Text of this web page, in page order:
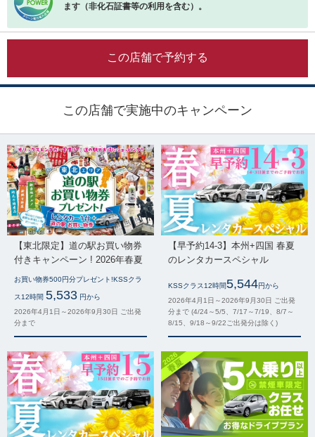
ます（非化石証書等の利用を含む）。
この店舗で予約する
この店舗で実施中のキャンペーン
【東北限定】道の駅お買い物券
付きキャンペーン ! 2026年春夏
お買い物券500円分プレゼント!KSSクラ
ス12時間 5,533 円から
2026年4月1日～2026年9月30日 ご出発
分まで
【早予約14-3】本州+四国 春夏
のレンタカースペシャル
KSSクラス12時間5,544円から
2026年4月1日～2026年9月30日 ご出発
分まで (4/24～5/5、7/17～7/19、8/7～
8/15、9/18～9/22ご出発分は除く)